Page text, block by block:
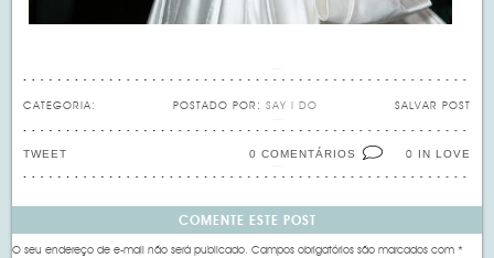
CATEGORIA: SALVAR POST
POSTADO POR: SAY I DO
0 IN LOVE
0 COMENTÁRIOS
TWEET
COMENTE ESTE POST
O seu endereço de e-mail não será publicado. Campos obrigatórios são marcados com*